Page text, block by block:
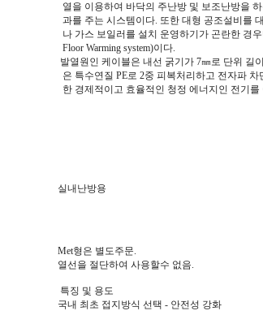
열을 이용하여 바닥의 주난방 및 보조난방을
과를 주는 시스템이다. 또한 대형 공조설비를
나 가스 보일러를 설치 운영하기가 곤란한 경
Floor Warming system)이다.
발열원인 케이블은 내선 굵기가 7㎜로 단위 길
은 특수연질 PE로 2중 피복처리하고 전자파
한 경제적이고 효율적인 청정 에너지인 전기
실내난방용
Met형은 별도주문.
열선을 절단하여 사용할수 없음.
특징 및 용도
국내 최초 접지방식 선택 - 안전성 강화